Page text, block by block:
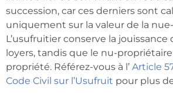
succession, car ces derniers sont
uniquement sur la valeur de la
L’usufruitier conserve la jouissance
loyers, tandis que le nu-
propriété. Référez-vous à l’ Article
Code Civil sur l’Usufruit pour plus